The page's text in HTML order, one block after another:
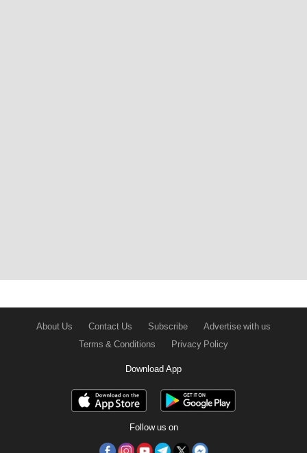
About Us Contact Us Subscribe
Advertise with us
Terms & Conditions
Privacy Policy
Download App
Follow us on